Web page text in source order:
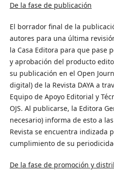
De la fase de publicación
El borrador final de la
autores para una última
la Casa Editora para que pase
y aprobación del producto
su publicación en el Open
digital) de la Revista DAYA a
Equipo de Apoyo Editorial y
OJS. Al publicarse, la Editora
necesario) informa de esto a
Revista se encuentra indizada
cumplimiento de su
De la fase de promoción y